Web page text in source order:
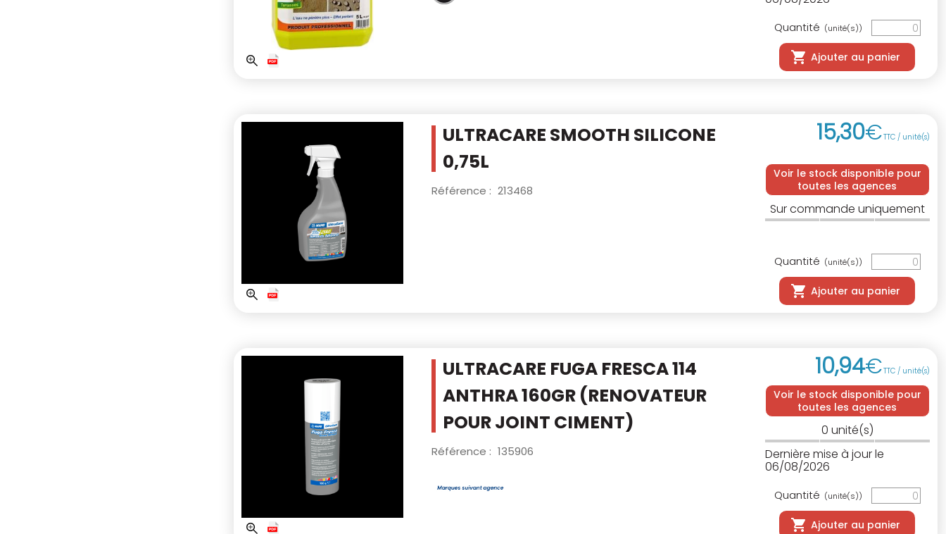
Quantité (unité(s))
Ajouter au panier
ULTRACARE SMOOTH SILICONE
0,75L
Référence : 213468
15,30€TTC / unité(s)
Voir le stock disponible pour
toutes les agences
Sur commande uniquement
Quantité (unité(s))
Ajouter au panier
ULTRACARE FUGA FRESCA 114
ANTHRA 160GR (RENOVATEUR
POUR JOINT CIMENT)
Référence : 135906
10,94€TTC / unité(s)
Voir le stock disponible pour
toutes les agences
0 unité(s)
Dernière mise à jour le
06/08/2026
Quantité (unité(s))
Ajouter au panier